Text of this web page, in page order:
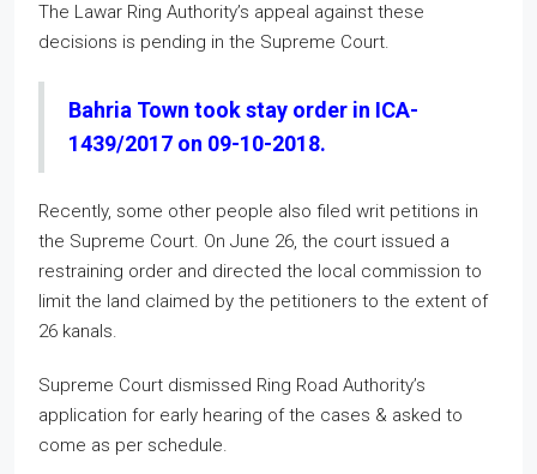
The Lawar Ring Authority’s appeal against these
decisions is pending in the Supreme Court.
Bahria Town took stay order in ICA-
1439/2017 on 09-10-2018.
Recently, some other people also filed writ petitions in
the Supreme Court. On June 26, the court issued a
restraining order and directed the local commission to
limit the land claimed by the petitioners to the extent of
26 kanals.
Supreme Court dismissed Ring Road Authority’s
application for early hearing of the cases & asked to
come as per schedule.